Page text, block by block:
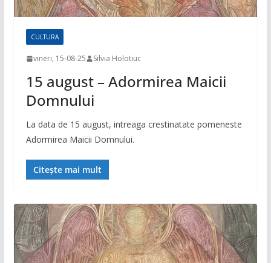
CULTURA
vineri, 15-08-25 Silvia Holotiuc
15 august – Adormirea Maicii
Domnului
La data de 15 august, intreaga crestinatate pomeneste
Adormirea Maicii Domnului.
Citește mai mult